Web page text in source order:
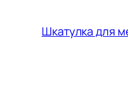
Шкатулка для